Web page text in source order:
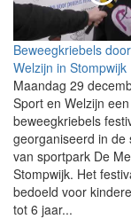
Beweegkriebels
Welzijn in Stompwijk
Maandag 29
Sport en Welzijn een
beweegkriebels
georganiseerd in de
van sportpark De
Stompwijk. Het
bedoeld voor
tot 6 jaar...